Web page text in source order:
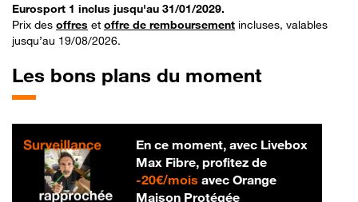
Eurosport 1 inclus jusqu'au 31/01/2029.
Prix des offres et offre de remboursement incluses, valables
jusqu’au 19/08/2026.
Les bons plans du moment
En ce moment, avec Livebox
Max Fibre, profitez de
-20€/mois20 € par mois
avec Orange
Maison Protégée